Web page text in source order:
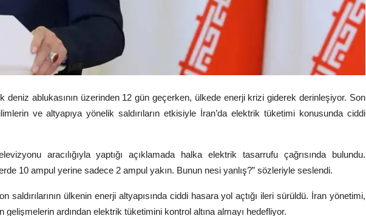
deniz ablukasının üzerinden 12 gün geçerken, ülkede enerji krizi giderek derinleşiyor. Son
ve altyapıya yönelik saldırıların etkisiyle İran’da elektrik tüketimi konusunda ciddi
aracılığıyla yaptığı açıklamada halka elektrik tasarrufu çağrısında bulundu.
10 ampul yerine sadece 2 ampul yakın. Bunun nesi yanlış?” sözleriyle seslendi.
saldırılarının ülkenin enerji altyapısında ciddi hasara yol açtığı ileri sürüldü. İran yönetimi,
ardından elektrik tüketimini kontrol altına almayı hedefliyor.